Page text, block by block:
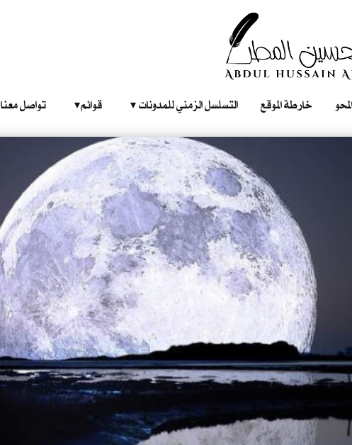
خارطة الموقع التسلسل الزمني للمدونات‎ ‎ ‎ ‎ ‎ قوائم‎ ‎ ‎ ‎ تواصل معنا